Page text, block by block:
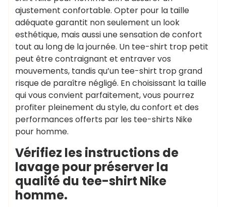
ajustement confortable. Opter pour la taille
adéquate garantit non seulement un look
esthétique, mais aussi une sensation de confort
tout au long de la journée. Un tee-shirt trop petit
peut être contraignant et entraver vos
mouvements, tandis qu’un tee-shirt trop grand
risque de paraître négligé. En choisissant la taille
qui vous convient parfaitement, vous pourrez
profiter pleinement du style, du confort et des
performances offerts par les tee-shirts Nike
pour homme.
Vérifiez les instructions de
lavage pour préserver la
qualité du tee-shirt Nike
homme.